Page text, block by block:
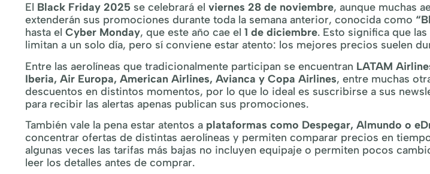
El Black Friday 2025 se celebrará el viernes 28 de noviembre, aunque muchas
extenderán sus promociones durante toda la semana anterior, conocida como
hasta el Cyber Monday, que este año cae el 1 de diciembre. Esto significa que
limitan a un solo día, pero sí conviene estar atento: los mejores precios suelen
Entre las aerolíneas que tradicionalmente participan se encuentran LATAM
Iberia, Air Europa, American Airlines, Avianca y Copa Airlines, entre muchas
descuentos en distintos momentos, por lo que lo ideal es suscribirse a sus
para recibir las alertas apenas publican sus promociones.
También vale la pena estar atentos a plataformas como Despegar, Almundo o
concentrar ofertas de distintas aerolíneas y permiten comparar precios en
algunas veces las tarifas más bajas no incluyen equipaje o permiten pocos
leer los detalles antes de comprar.